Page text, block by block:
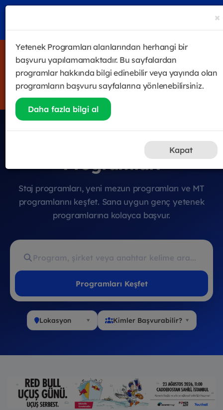
4 haftalık satış odaklı eğitim & gelişim programı Future
Sales Leader Academy başladı! Halen katılmak isteyenler
için kayıtlar devam ediyor.
Genç Yetenek
Programları
Staj programları, yeni mezun programları ve MT
programlarını keşfet. Sana uygun genç yetenek
programlarına kolayca başvur.
Programları Keşfet
Lokasyon Kimler Başvurabilir?
×
Yetenek Programları alanlarından herhangi bir
başvuru yapılamamaktadır. Bu sayfalardan
programlar hakkında bilgi edinebilir veya yayında olan
programların başvuru sayfalarına yönlenebilirsiniz.
Daha fazla bilgi al
Kapat